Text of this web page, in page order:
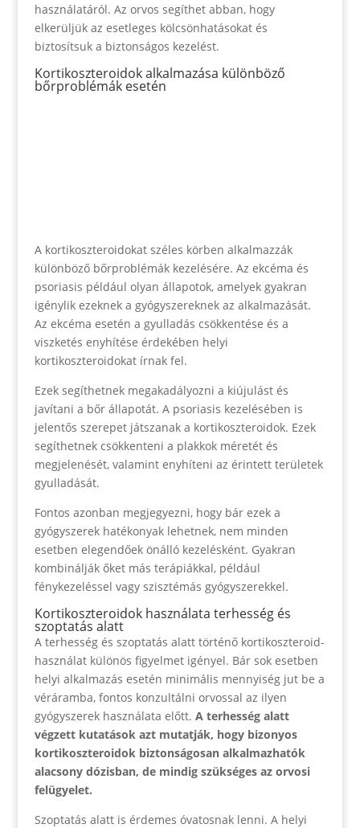
használatáról. Az orvos segíthet abban, hogy
elkerüljük az esetleges kölcsönhatásokat és
biztosítsuk a biztonságos kezelést.
Kortikoszteroidok alkalmazása különböző
bőrproblémák esetén
A kortikoszteroidokat széles körben alkalmazzák
különböző bőrproblémák kezelésére. Az ekcéma és
psoriasis például olyan állapotok, amelyek gyakran
igénylik ezeknek a gyógyszereknek az alkalmazását.
Az ekcéma esetén a gyulladás csökkentése és a
viszketés enyhítése érdekében helyi
kortikoszteroidokat írnak fel.
Ezek segíthetnek megakadályozni a kiújulást és
javítani a bőr állapotát. A psoriasis kezelésében is
jelentős szerepet játszanak a kortikoszteroidok. Ezek
segíthetnek csökkenteni a plakkok méretét és
megjelenését, valamint enyhíteni az érintett területek
gyulladását.
Fontos azonban megjegyezni, hogy bár ezek a
gyógyszerek hatékonyak lehetnek, nem minden
esetben elegendőek önálló kezelésként. Gyakran
kombinálják őket más terápiákkal, például
fénykezeléssel vagy szisztémás gyógyszerekkel.
Kortikoszteroidok használata terhesség és
szoptatás alatt
A terhesség és szoptatás alatt történő kortikoszteroid-
használat különös figyelmet igényel. Bár sok esetben
helyi alkalmazás esetén minimális mennyiség jut be a
véráramba, fontos konzultálni orvossal az ilyen
gyógyszerek használata előtt. A terhesség alatt
végzett kutatások azt mutatják, hogy bizonyos
kortikoszteroidok biztonságosan alkalmazhatók
alacsony dózisban, de mindig szükséges az orvosi
felügyelet.
Szoptatás alatt is érdemes óvatosnak lenni. A helyi